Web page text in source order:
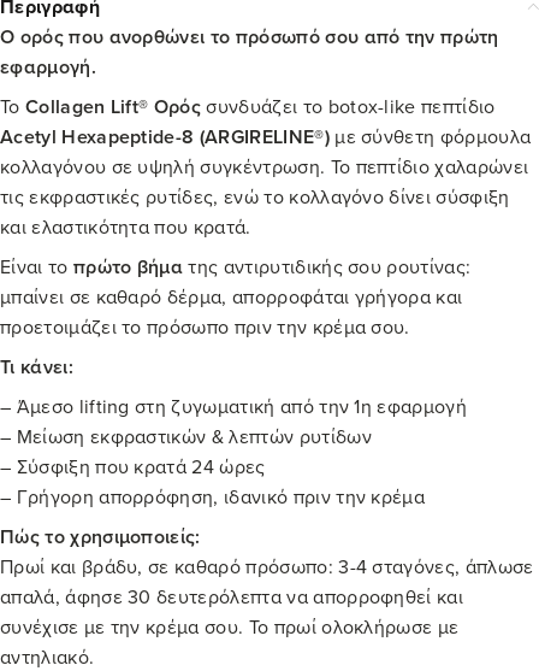
Περιγραφή
Ο ορός που ανορθώνει το πρόσωπό σου από την πρώτη
εφαρμογή.
Το Collagen Lift® Ορόςσυνδυάζει το botox-like πεπτίδιο
Acetyl Hexapeptide-8 (ARGIRELINE®)με σύνθετη φόρμουλα
κολλαγόνου σε υψηλή συγκέντρωση. Το πεπτίδιο χαλαρώνει
τις εκφραστικές ρυτίδες, ενώ το κολλαγόνο δίνει σύσφιξη
και ελαστικότητα που κρατά.
Είναι το πρώτο βήματης αντιρυτιδικής σου ρουτίνας:
μπαίνει σε καθαρό δέρμα, απορροφάται γρήγορα και
προετοιμάζει το πρόσωπο πριν την κρέμα σου.
Τι κάνει:
– Άμεσο lifting στη ζυγωματική από την 1η εφαρμογή
– Μείωση εκφραστικών & λεπτών ρυτίδων
– Σύσφιξη που κρατά 24 ώρες
– Γρήγορη απορρόφηση, ιδανικό πριν την κρέμα
Πώς το χρησιμοποιείς:
Πρωί και βράδυ, σε καθαρό πρόσωπο: 3-4 σταγόνες, άπλωσε
απαλά, άφησε 30 δευτερόλεπτα να απορροφηθεί και
συνέχισε με την κρέμα σου. Το πρωί ολοκλήρωσε με
αντηλιακό.